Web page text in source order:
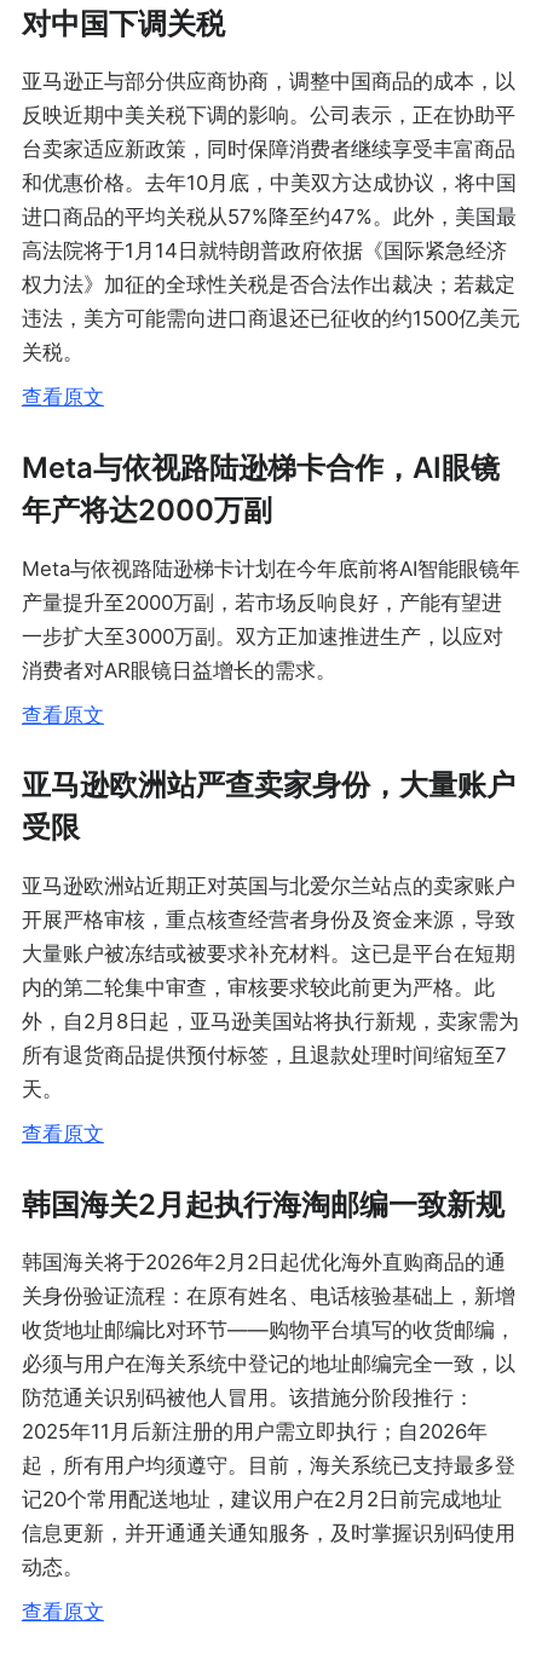
对中国下调关税
亚马逊正与部分供应商协商，调整中国商品的成本，以
反映近期中美关税下调的影响。公司表示，正在协助平
台卖家适应新政策，同时保障消费者继续享受丰富商品
和优惠价格。去年10月底，中美双方达成协议，将中国
进口商品的平均关税从57%降至约47%。此外，美国最
高法院将于1月14日就特朗普政府依据《国际紧急经济
权力法》加征的全球性关税是否合法作出裁决；若裁定
违法，美方可能需向进口商退还已征收的约1500亿美元
关税。
查看原文
Meta与依视路陆逊梯卡合作，AI眼镜
年产将达2000万副
Meta与依视路陆逊梯卡计划在今年底前将AI智能眼镜年
产量提升至2000万副，若市场反响良好，产能有望进
一步扩大至3000万副。双方正加速推进生产，以应对
消费者对AR眼镜日益增长的需求。
查看原文
亚马逊欧洲站严查卖家身份，大量账户
受限
亚马逊欧洲站近期正对英国与北爱尔兰站点的卖家账户
开展严格审核，重点核查经营者身份及资金来源，导致
大量账户被冻结或被要求补充材料。这已是平台在短期
内的第二轮集中审查，审核要求较此前更为严格。此
外，自2月8日起，亚马逊美国站将执行新规，卖家需为
所有退货商品提供预付标签，且退款处理时间缩短至7
天。
查看原文
韩国海关2月起执行海淘邮编一致新规
韩国海关将于2026年2月2日起优化海外直购商品的通
关身份验证流程：在原有姓名、电话核验基础上，新增
收货地址邮编比对环节——购物平台填写的收货邮编，
必须与用户在海关系统中登记的地址邮编完全一致，以
防范通关识别码被他人冒用。该措施分阶段推行：
2025年11月后新注册的用户需立即执行；自2026年
起，所有用户均须遵守。目前，海关系统已支持最多登
记20个常用配送地址，建议用户在2月2日前完成地址
信息更新，并开通通关通知服务，及时掌握识别码使用
动态。
查看原文